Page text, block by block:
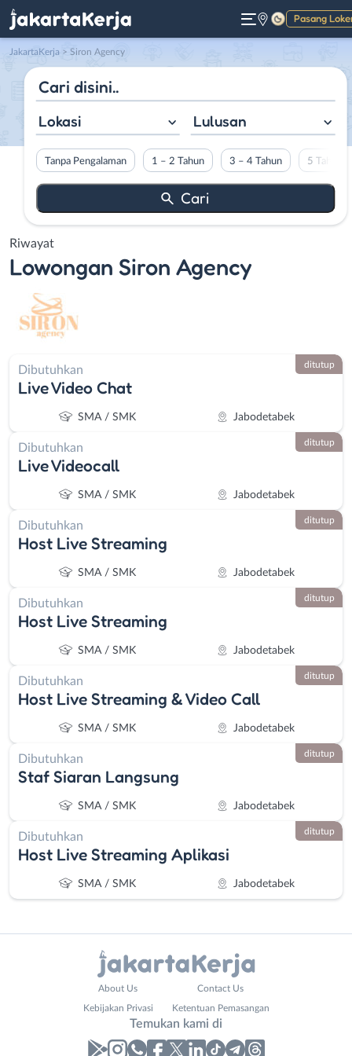
Pasang
Gelap
JakartaKerja > Siron Agency
Lokasi Lulusan
Tanpa Pengalaman 1 – 2 Tahun 3 – 4 Tahun 5 Tahun
Riwayat
Lowongan Siron Agency
Dibutuhkan
Live Video Chat
SMA / SMK Jabodetabek
ditutup
Dibutuhkan
Live Videocall
SMA / SMK Jabodetabek
ditutup
Dibutuhkan
Host Live Streaming
SMA / SMK Jabodetabek
ditutup
Dibutuhkan
Host Live Streaming
SMA / SMK Jabodetabek
ditutup
Dibutuhkan
Host Live Streaming & Video Call
SMA / SMK Jabodetabek
ditutup
Dibutuhkan
Staf Siaran Langsung
SMA / SMK Jabodetabek
ditutup
Dibutuhkan
Host Live Streaming Aplikasi
SMA / SMK Jabodetabek
ditutup
About Us Contact Us
Kebijakan Privasi Ketentuan Pemasangan
Temukan kami di